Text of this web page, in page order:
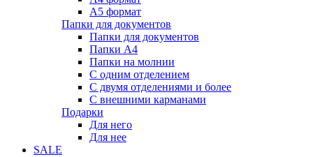
А5 формат
Папки для документов
Папки для документов
Папки А4
Папки на молнии
С одним отделением
С двумя отделениями и более
С внешними карманами
Подарки
Для него
Для нее
SALE